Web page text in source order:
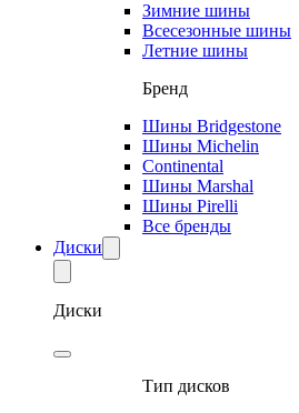
Зимние шины
Всесезонные шины
Летние шины
Бренд
Шины Bridgestone
Шины Michelin
Continental
Шины Marshal
Шины Pirelli
Все бренды
Диски
Диски
Тип дисков